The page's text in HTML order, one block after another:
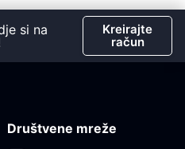
si na
Kreirajte
račun
Društvene mreže